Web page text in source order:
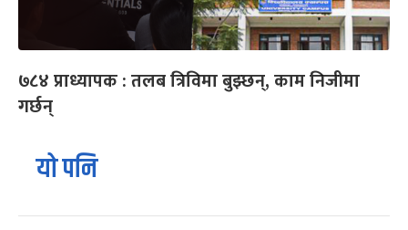
७८४ प्राध्यापक : तलब त्रिविमा बुझ्छन्, काम निजीमा
गर्छन्
यो पनि